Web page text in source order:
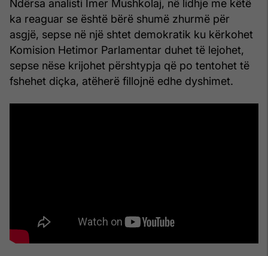
Ndërsa analisti Imer Mushkolaj, në lidhje me këtë
ka reaguar se është bërë shumë zhurmë për
asgjë, sepse në një shtet demokratik ku kërkohet
Komision Hetimor Parlamentar duhet të lejohet,
sepse nëse krijohet përshtypja që po tentohet të
fshehet diçka, atëherë fillojnë edhe dyshimet.